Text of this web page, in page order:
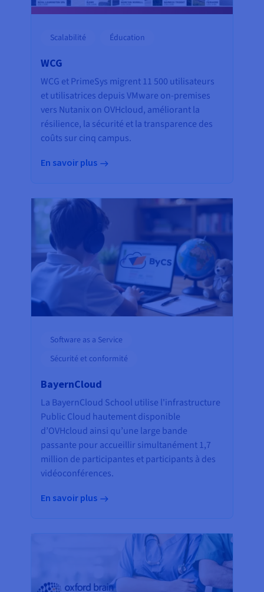
Scalabilité Éducation
WCG
WCG et PrimeSys migrent 11 500 utilisateurs
et utilisatrices depuis VMware on-premises
vers Nutanix on OVHcloud, améliorant la
résilience, la sécurité et la transparence des
coûts sur cinq campus.
En savoir plus
Software as a Service
Sécurité et conformité
BayernCloud
La BayernCloud School utilise l'infrastructure
Public Cloud hautement disponible
d’OVHcloud ainsi qu’une large bande
passante pour accueillir simultanément 1,7
million de participantes et participants à des
vidéoconférences.
En savoir plus